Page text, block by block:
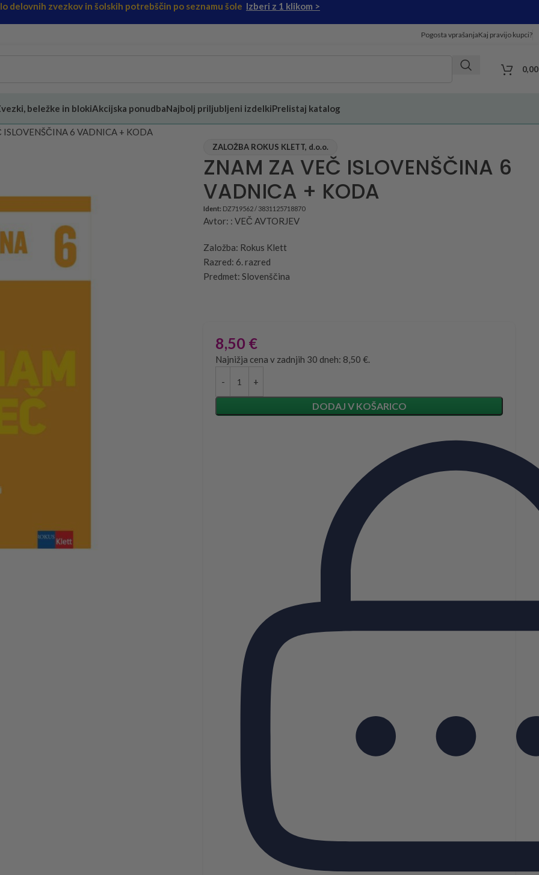
delovnih zvezkov in šolskih potrebščin po seznamu šole Izberi z 1 klikom >
Pogosta vprašanjaKaj pravijo kupci?
beležke in blokiAkcijska ponudbaNajbolj priljubljeni izdelkiPrelistaj katalog
ISLOVENŠČINA 6 VADNICA + KODA
ZALOŽBA ROKUS KLETT, d.o.o.
ZNAM ZA VEČ ISLOVENŠČINA 6
VADNICA + KODA
Ident: DZ719562 / 3831125718870
Avtor: : VEČ AVTORJEV
Založba: Rokus Klett
Razred: 6. razred
Predmet: Slovenščina
8,50 €
Najnižja cena v zadnjih 30 dneh: 8,50 €.
DODAJ V KOŠARICO